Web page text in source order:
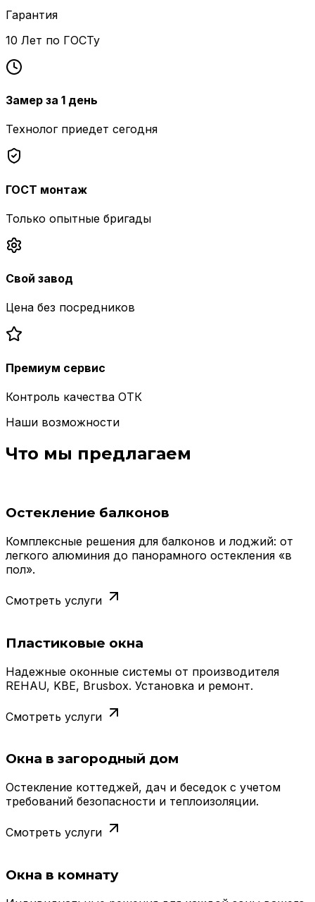
Гарантия
10 Лет по ГОСТу
Замер за 1 день
Технолог приедет сегодня
ГОСТ монтаж
Только опытные бригады
Свой завод
Цена без посредников
Премиум сервис
Контроль качества ОТК
Наши возможности
Что мы предлагаем
Остекление балконов
Комплексные решения для балконов и лоджий: от
легкого алюминия до панорамного остекления «в
пол».
Смотреть услуги
Пластиковые окна
Надежные оконные системы от производителя
REHAU, KBE, Brusbox. Установка и ремонт.
Смотреть услуги
Окна в загородный дом
Остекление коттеджей, дач и беседок с учетом
требований безопасности и теплоизоляции.
Смотреть услуги
Окна в комнату